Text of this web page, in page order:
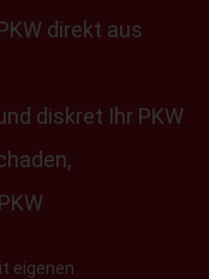
direkt aus
diskret Ihr PKW
eigenen